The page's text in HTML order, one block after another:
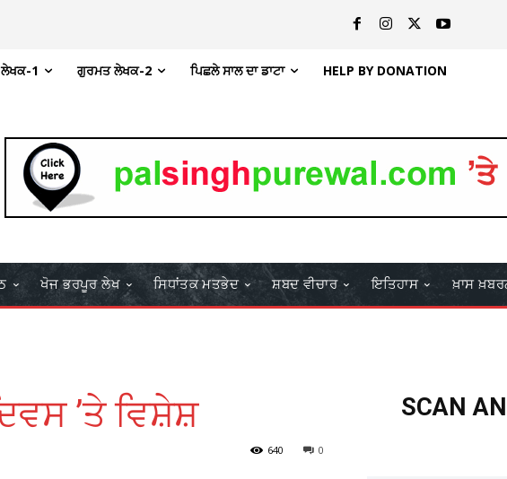
1 ਗੁਰਮਤ ਲੇਖਕ-2 ਪਿਛਲੇ ਸਾਲ ਦਾ ਡਾਟਾ HELP BY DONATION
ਖੋਜ ਭਰਪੂਰ ਲੇਖ ਸਿਧਾਂਤਕ ਮਤਭੇਦ ਸ਼ਬਦ ਵੀਚਾਰ ਇਤਿਹਾਸ ਖ਼ਾਸ
’ਤੇ ਵਿਸ਼ੇਸ਼
0
640
SCAN